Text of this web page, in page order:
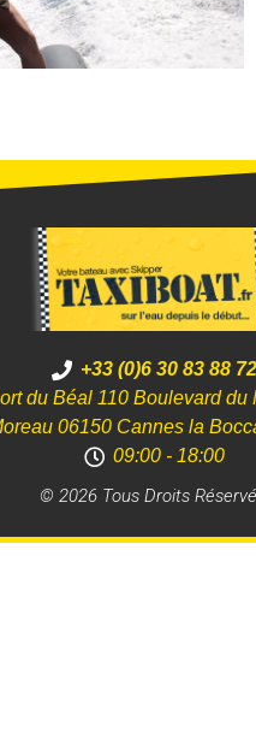
+33 (0)6 30 83 88 72
du Béal 110 Boulevard du
06150 Cannes la
09:00 - 18:00
© 2026 Tous Droits